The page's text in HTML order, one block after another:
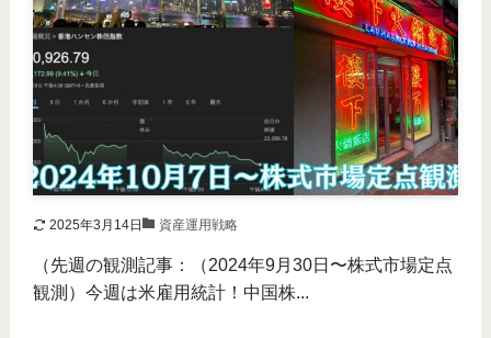
2025年3月14日 資産運用戦略
（先週の観測記事：（2024年9月30日〜株式市場定点
観測）今週は米雇用統計！中国株...